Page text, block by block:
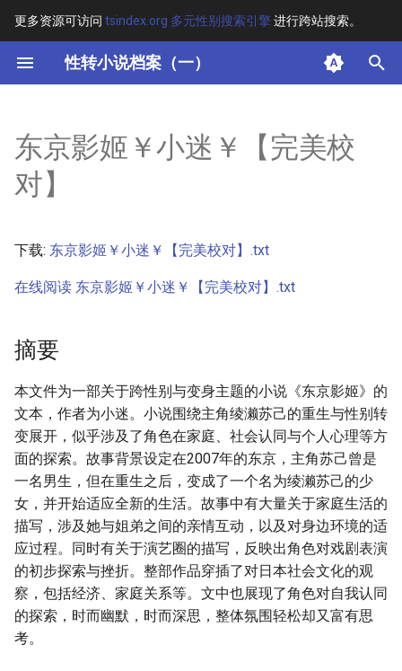
更多资源可访问 tsindex.org 多元性别搜索引擎进行跨站搜索。
性转小说档案（一）
键
开
始
索
其他信息 [Processed Page
Metadata]
东京影姬￥小迷￥【完美校
对】
下载: 东京影姬￥小迷￥【完美校对】.txt
在线阅读 东京影姬￥小迷￥【完美校对】.txt
摘要
本文件为一部关于跨性别与变身主题的小说《东京影姬》的
文本，作者为小迷。小说围绕主角绫濑苏己的重生与性别转
变展开，似乎涉及了角色在家庭、社会认同与个人心理等方
面的探索。故事背景设定在2007年的东京，主角苏己曾是
一名男生，但在重生之后，变成了一个名为绫濑苏己的少
女，并开始适应全新的生活。故事中有大量关于家庭生活的
描写，涉及她与姐弟之间的亲情互动，以及对身边环境的适
应过程。同时有关于演艺圈的描写，反映出角色对戏剧表演
的初步探索与挫折。整部作品穿插了对日本社会文化的观
察，包括经济、家庭关系等。文中也展现了角色对自我认同
的探索，时而幽默，时而深思，整体氛围轻松却又富有思
考。